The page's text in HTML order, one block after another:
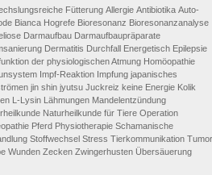
Fütterung Allergie Antibiotika Auto-
Bianca Hogrefe Bioresonanz Bioresonanzanalyse
Darmaufbau Darmaufbaupräparate
Dermatitis Durchfall Energetisch Epilepsie
der physiologischen Atmung Homöopathie
Impf-Reaktion Impfung japanisches
jin shin jyutsu Juckreiz keine Energie Kolik
L-Lysin Lähmungen Mandelentzündung
Naturheilkunde für Tiere Operation
Pferd Physiotherapie Schamanische
Stoffwechsel Stress Tierkommunikation Tumor
Wunden Zecken Zwingerhusten Übersäuerung